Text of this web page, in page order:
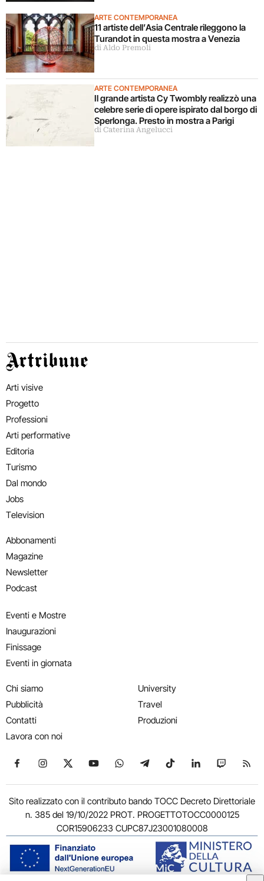
ARTE CONTEMPORANEA
11 artiste dell’Asia Centrale rileggono la
Turandot in questa mostra a Venezia
di Aldo Premoli
ARTE CONTEMPORANEA
Il grande artista Cy Twombly realizzò una
celebre serie di opere ispirato dal borgo di
Sperlonga. Presto in mostra a Parigi
di Caterina Angelucci
Artribune
Arti visive
Progetto
Professioni
Arti performative
Editoria
Turismo
Dal mondo
Jobs
Television
Abbonamenti
Magazine
Newsletter
Podcast
Eventi e Mostre
Inaugurazioni
Finissage
Eventi in giornata
Chi siamo
Pubblicità
Contatti
Lavora con noi
University
Travel
Produzioni
Seguici su Facebook
Seguici su Instagram
Seguici su X
Seguici su YouTube
Seguici su WhatsApp
Seguici su Telegram
Seguici su TikTok
Seguici su
Seguici
Sito realizzato con il contributo bando TOCC Decreto Direttoriale
n. 385 del 19/10/2022 PROT. PROGETTOTOCC0000125
COR15906233 CUPC87J23001080008